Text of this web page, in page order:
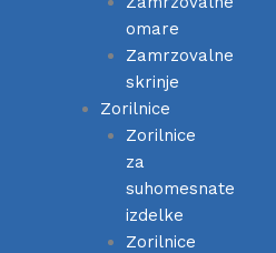
omare
Zamrzovalne
skrinje
Zorilnice
Zorilnice
za
suhomesnate
izdelke
Zorilnice